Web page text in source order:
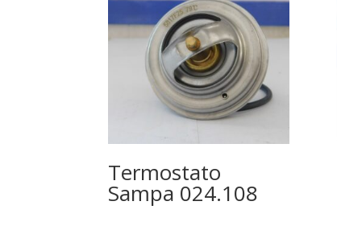
Termostato
Sampa 024.108